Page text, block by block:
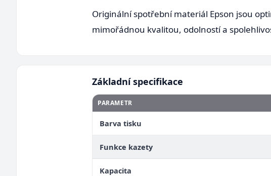
Originální spotřební materiál Epson jsou
mimořádnou kvalitou, odolností a
Základní specifikace
PARAMETR
Barva tisku
Funkce kazety
Kapacita